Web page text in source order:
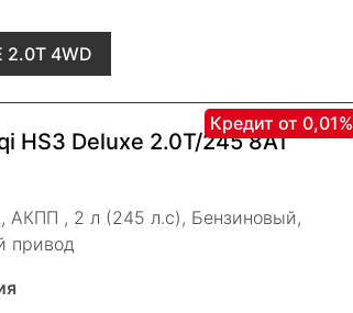
2.0T 4WD
Кредит от 0,01%
HS3 Deluxe 2.0Т/245 8AT
АКПП , 2 л (245 л.с), Бензиновый,
привод